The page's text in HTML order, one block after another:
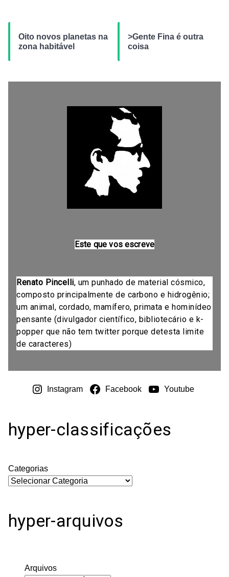
Oito novos planetas na
zona habitável
>Gente Fina é outra
coisa
Este que vos escreve
Renato Pincelli, um punhado de material cósmico,
composto principalmente de carbono e hidrogênio;
um animal, cordado, mamífero, primata e hominídeo
pensante (divulgador científico, bibliotecário e k-
popper que não tem twitter porque detesta limite
de caracteres)
Instagram Facebook Youtube
hyper-classificações
Categorias
hyper-arquivos
Arquivos